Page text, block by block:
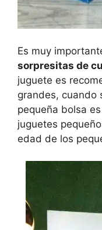
Es muy
sorpresitas de
juguete es
grandes, cuando
pequeña bolsa
juguetes
edad de los